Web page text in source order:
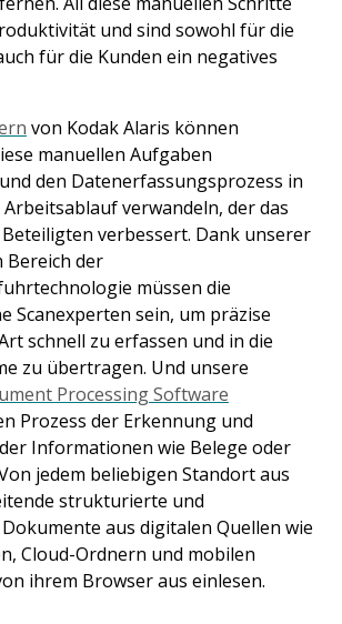
und sind sowohl für die
für die Kunden ein negatives
von Kodak Alaris können
manuellen Aufgaben
den Datenerfassungsprozess in
verwandeln, der das
verbessert. Dank unserer
Bereich der
müssen die
Scanexperten sein, um präzise
schnell zu erfassen und in die
zu übertragen. Und unsere
Processing Software
Prozess der Erkennung und
Informationen wie Belege oder
jedem beliebigen Standort aus
strukturierte und
aus digitalen Quellen wie
Cloud-Ordnern und mobilen
ihrem Browser aus einlesen.